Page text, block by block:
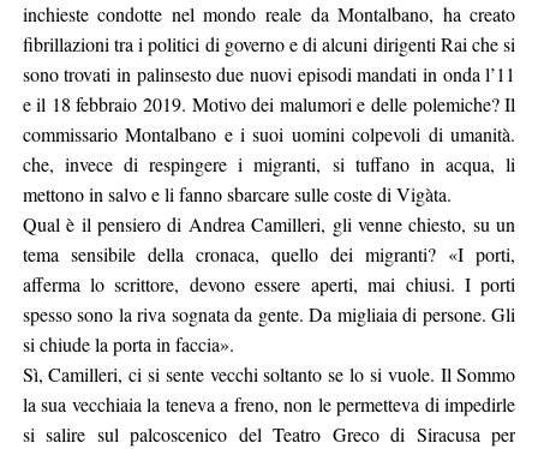
inchieste condotte nel mondo reale da Montalbano, ha creato
fibrillazioni tra i politici di governo e di alcuni dirigenti Rai che si
sono trovati in palinsesto due nuovi episodi mandati in onda l’11
e il 18 febbraio 2019. Motivo dei malumori e delle polemiche? Il
commissario Montalbano e i suoi uomini colpevoli di umanità.
che, invece di respingere i migranti, si tuffano in acqua, li
mettono in salvo e li fanno sbarcare sulle coste di Vigàta.
Qual è il pensiero di Andrea Camilleri, gli venne chiesto, su un
tema sensibile della cronaca, quello dei migranti? «I porti,
afferma lo scrittore, devono essere aperti, mai chiusi. I porti
spesso sono la riva sognata da gente. Da migliaia di persone. Gli
si chiude la porta in faccia».
Sì, Camilleri, ci si sente vecchi soltanto se lo si vuole. Il Sommo
la sua vecchiaia la teneva a freno, non le permetteva di impedirle
si salire sul palcoscenico del Teatro Greco di Siracusa per